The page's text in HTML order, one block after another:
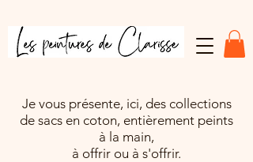
Je vous présente, ici, des collections
de sacs en coton, entièrement peints
à la main,
à offrir ou à s'offrir.